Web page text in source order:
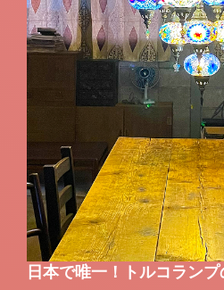
日本で唯一！トルコラン